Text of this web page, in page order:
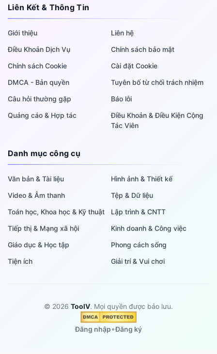
Liên Kết & Thông Tin
Giới thiệu
Liên hệ
Điều Khoản Dịch Vụ
Chính sách bảo mật
Chính sách Cookie
Cài đặt Cookie
DMCA - Bản quyền
Tuyên bố từ chối trách nhiệm
Câu hỏi thường gặp
Báo lỗi
Quảng cáo & Hợp tác
Điều Khoản & Điều Kiện Cộng
Tác Viên
Danh mục công cụ
Văn bản & Tài liệu
Hình ảnh & Thiết kế
Video & Âm thanh
Tệp & Dữ liệu
Toán học, Khoa học & Kỹ thuật
Lập trình & CNTT
Tiếp thị & Mạng xã hội
Kinh doanh & Công việc
Giáo dục & Học tập
Phong cách sống
Tiện ích
Giải trí & Vui chơi
© 2026 ToolV. Mọi quyền được bảo lưu.
Đăng nhập•Đăng ký